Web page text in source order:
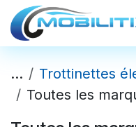
Se rendre au contenu
...
Trottinettes
Toutes les